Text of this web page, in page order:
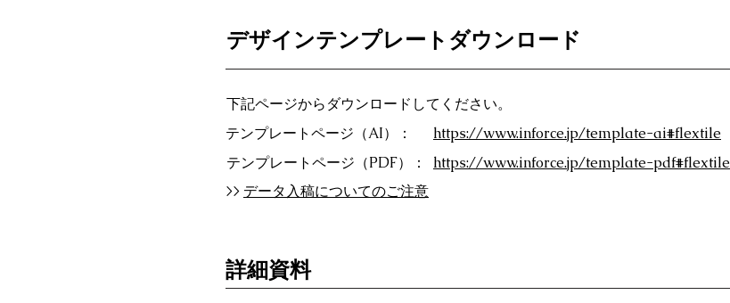
デザインテンプレートダウンロード
下記ページからダウンロードしてください。
テンプレートページ（AI）：
テンプレートページ（PDF）：
https://www.inforce.jp/template-ai#flextile
https://www.inforce.jp/template-pdf#flextile
>> データ入稿についてのご注意
詳細資料